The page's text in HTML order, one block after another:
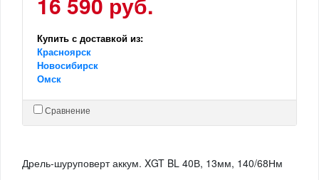
Купить с доставкой из:
Красноярск
Новосибирск
Омск
Сравнение
Дрель-шуруповерт аккум. XGT BL 40В, 13мм, 140/68Нм